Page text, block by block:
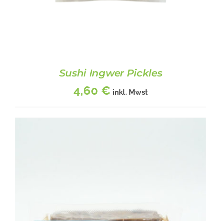
GEWÄHLT
Sushi Ingwer Pickles
4,60 € inkl. Mwst